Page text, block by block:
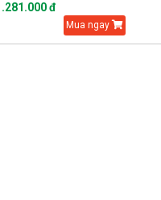
đ
Mua ngay